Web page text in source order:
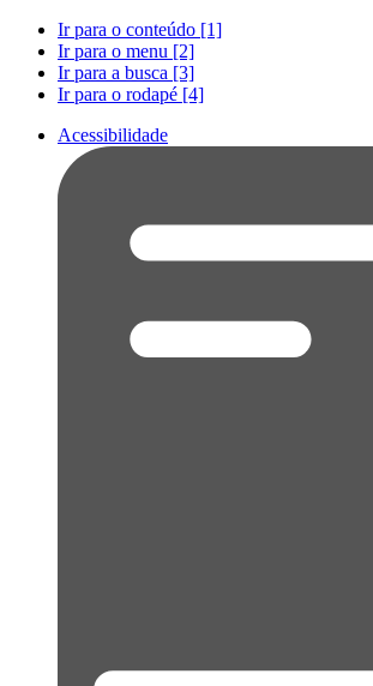
Ir para o conteúdo [1]
Ir para o menu [2]
Ir para a busca [3]
Ir para o rodapé [4]
Acessibilidade